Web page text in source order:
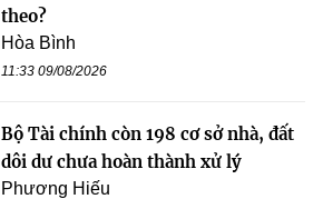
theo?
Hòa Bình
11:33 09/08/2026
Bộ Tài chính còn 198 cơ sở nhà, đất
dôi dư chưa hoàn thành xử lý
Phương Hiếu